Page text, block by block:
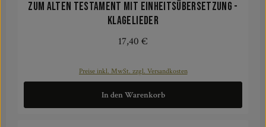
zum Alten Testament mit Einheitsübersetzung -
Klagelieder
Regulärer Preis:
17,40 €
Preise inkl. MwSt. zzgl. Versandkosten
In den Warenkorb